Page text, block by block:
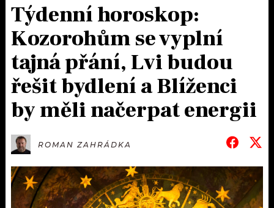
ČLÁNKY
AKTUÁLNĚ
HUDBA
ROZHOVORY
#NEBUDUDOMA
KALENDÁŘ
KVÍZY
PODCASTY
JAK NALADIT
RÁDIO
APLIKACE
PROGRAM
PLAYLIST
SOUTĚŽE
Týdenní horoskop:
Kozorohům se vyplní
tajná přání, Lvi budou
řešit bydlení a Blíženci
by měli načerpat energii
ROMAN ZAHRÁDKA